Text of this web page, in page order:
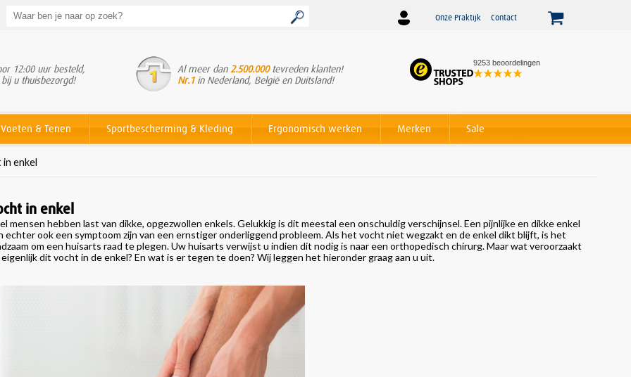
Onze Praktijk Contact
9253 beoordelingen
12:00 uur besteld,
u thuisbezorgd!
Al meer dan 2.500.000tevreden klanten!
Nr.1in Nederland, België en Duitsland!
WinnaarBeslist Webshop
Award voor beste service!
Voeten & Tenen Sportbescherming & Kleding Ergonomisch werken Merken Sale
enkel
in enkel
mensen hebben last van dikke, opgezwollen enkels. Gelukkig is dit meestal een onschuldig verschijnsel. Een pijnlijke en dikke enkel
echter ook een symptoom zijn van een ernstiger onderliggend probleem. Als het vocht niet wegzakt en de enkel dikt blijft, is het
om een huisarts raad te plegen. Uw huisarts verwijst u indien dit nodig is naar een orthopedisch chirurg. Maar wat veroorzaakt
dit vocht in de enkel? En wat is er tegen te doen? Wij leggen het hieronder graag aan u uit.